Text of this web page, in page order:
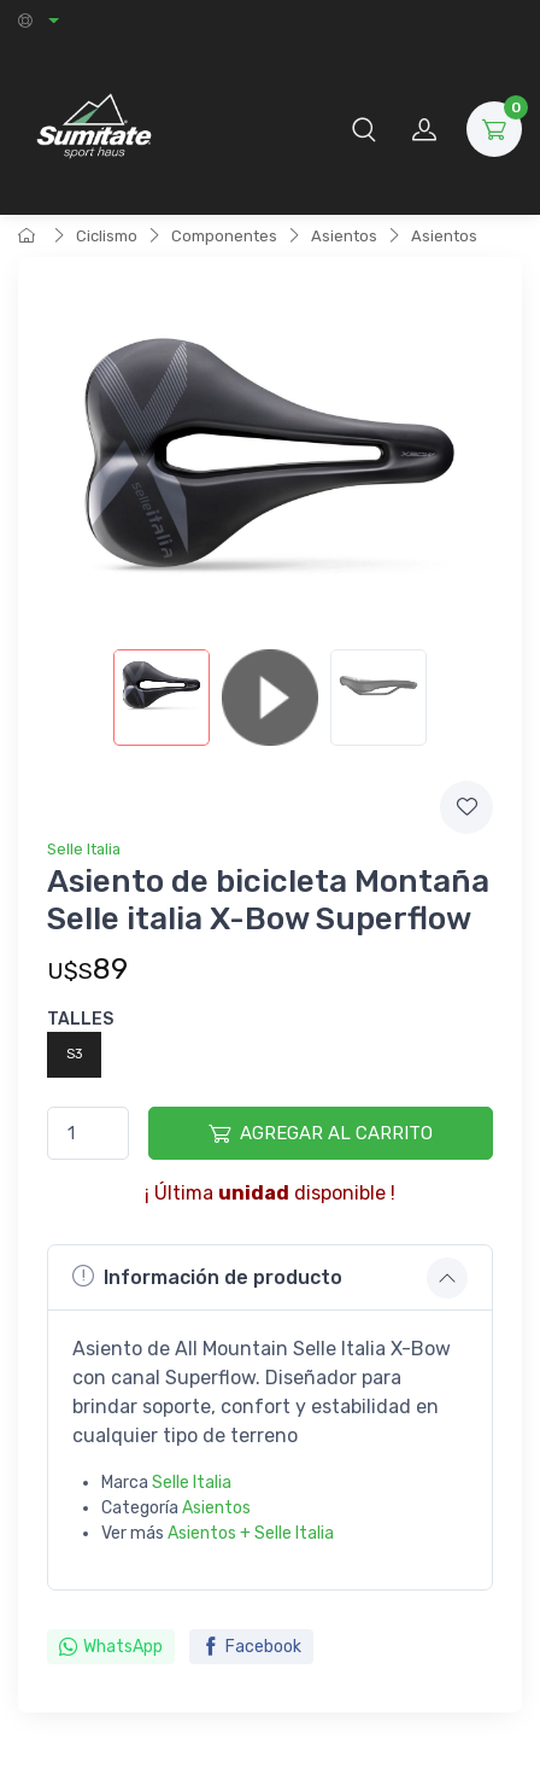
0
Ciclismo Componentes Asientos Asientos
Selle Italia
Asiento de bicicleta Montaña
Selle italia X-Bow Superflow
U$S89
TALLES
S3
AGREGAR AL CARRITO
¡ Última unidad disponible !
Información de producto
Asiento de All Mountain Selle Italia X-Bow
con canal Superflow. Diseñador para
brindar soporte, confort y estabilidad en
cualquier tipo de terreno
Marca Selle Italia
Categoría Asientos
Ver más Asientos + Selle Italia
WhatsApp Facebook